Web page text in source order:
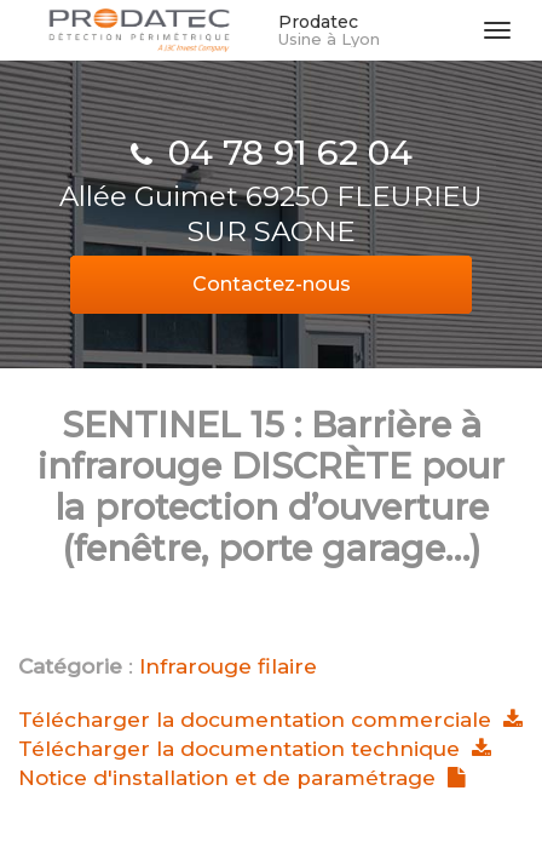
Aller
contenu
principal
Prodatec
Usine à Lyon
04 78 91 62 04
Allée Guimet 69250 FLEURIEU
SUR SAONE
Contactez-nous
SENTINEL 15 : Barrière à
infrarouge DISCRÈTE pour
la protection d’ouverture
(fenêtre, porte garage…)
Catégorie : Infrarouge filaire
Télécharger la documentation commerciale
Télécharger la documentation technique
Notice d'installation et de paramétrage